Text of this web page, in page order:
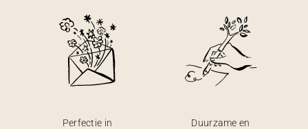
Perfectie in
Duurzame en